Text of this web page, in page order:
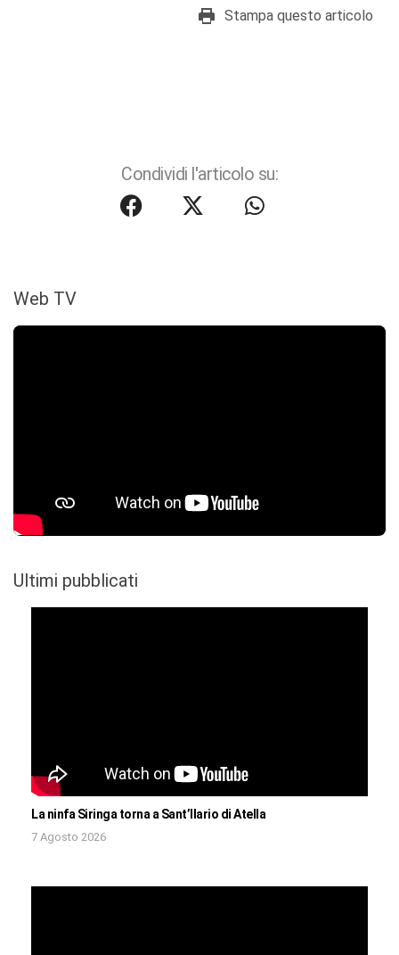
Stampa questo articolo
Condividi l'articolo su:
Web TV
Ultimi pubblicati
La ninfa Siringa torna a Sant’Ilario di Atella
7 Agosto 2026